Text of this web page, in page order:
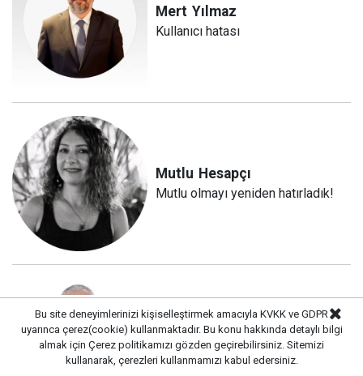
Mert Yılmaz
Kullanıcı hatası
Mutlu Hesapçı
Mutlu olmayı yeniden hatırladık!
Hüseyin Tapınç
Aynılık
Bu site deneyimlerinizi kişiselleştirmek amacıyla KVKK ve GDPR
uyarınca çerez(cookie) kullanmaktadır. Bu konu hakkında detaylı bilgi
almak için Çerez politikamızı gözden geçirebilirsiniz. Sitemizi
kullanarak, çerezleri kullanmamızı kabul edersiniz.